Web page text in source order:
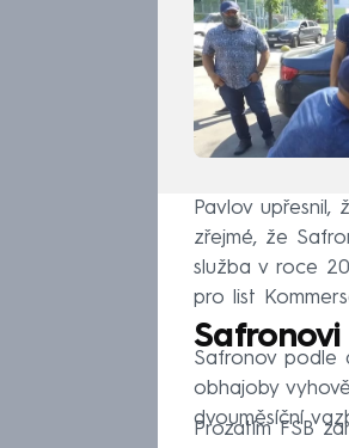
Pavlov
zřejmé, že
služba v roce
pro list
Safronov podle
obhajoby
dvouměsíční
Prozatím FSB